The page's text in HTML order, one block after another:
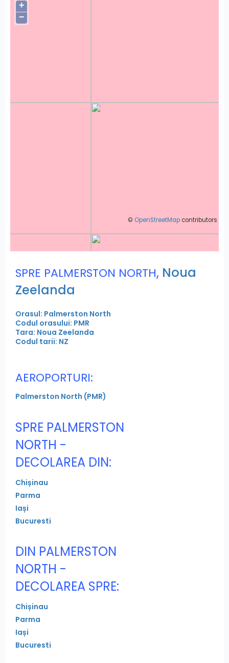
+
−
© OpenStreetMap contributors
SPRE PALMERSTON NORTH, Noua
Zeelanda
Orasul: Palmerston North
Codul orasului: PMR
Tara: Noua Zeelanda
Codul tarii: NZ
AEROPORTURI:
Palmerston North (PMR)
SPRE PALMERSTON
NORTH -
DECOLAREA DIN:
Chișinau
Parma
Iași
Bucuresti
DIN PALMERSTON
NORTH -
DECOLAREA SPRE:
Chișinau
Parma
Iași
Bucuresti